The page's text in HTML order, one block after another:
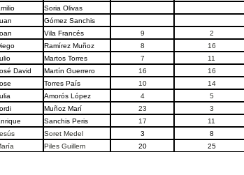
Soria Olivas
Gómez Sanchis
Vila Francés 9 2
Ramírez Muñoz 8 16
Martos Torres 7 11
David
Martín Guerrero 16 16
Torres País 10 14
Amorós López 4 5
Muñoz Marí 23 3
Sanchis Peris 17 11
Soret Medel 3 8
Piles Guillem 20 25